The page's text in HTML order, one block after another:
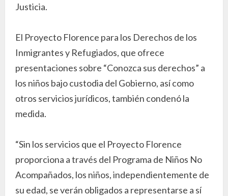
Justicia.
El Proyecto Florence para los Derechos de los
Inmigrantes y Refugiados, que ofrece
presentaciones sobre “Conozca sus derechos” a
los niños bajo custodia del Gobierno, así como
otros servicios jurídicos, también condenó la
medida.
“Sin los servicios que el Proyecto Florence
proporciona a través del Programa de Niños No
Acompañados, los niños, independientemente de
su edad, se verán obligados a representarse a sí